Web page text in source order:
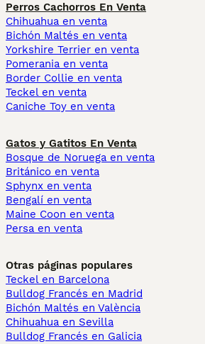
Perros Cachorros En Venta
Chihuahua en venta
Bichón Maltés en venta
Yorkshire Terrier en venta
Pomerania en venta
Border Collie en venta
Teckel en venta
Caniche Toy en venta
Gatos y Gatitos En Venta
Bosque de Noruega en venta
Británico en venta
Sphynx en venta
Bengalí en venta
Maine Coon en venta
Persa en venta
Otras páginas populares
Teckel en Barcelona
Bulldog Francés en Madrid
Bichón Maltés en València
Chihuahua en Sevilla
Bulldog Francés en Galicia